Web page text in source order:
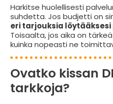
Harkitse huolellisesti
suhdetta. Jos budjetti on
eri tarjouksia
Toisaalta, jos aika on
kuinka nopeasti ne
Ovatko kissan
tarkkoja?